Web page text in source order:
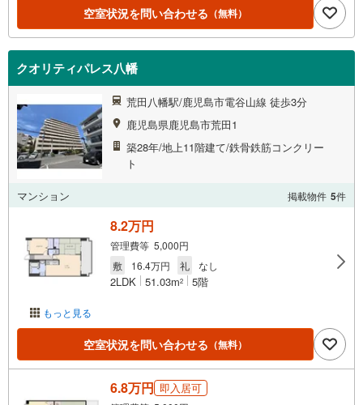
空室状況を問い合わせる （無料）
クオリティパレス八幡
荒田八幡駅/鹿児島市電谷山線 徒歩3分
鹿児島県鹿児島市荒田1
築28年/地上11階建て/鉄骨鉄筋コンクリー
ト
マンション 掲載物件 5件
もっと見る
8.2万円
管理費等 5,000円
敷
16.4万円 礼 なし
2LDK 51.03m2 5階
空室状況を問い合わせる （無料）
6.8万円 即入居可